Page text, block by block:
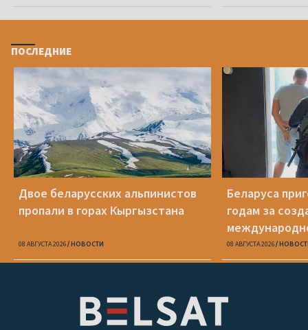
ПОСЛЕДНИЕ
Двое беларусских альпинистов
пропали в горах Кыргызстана
08 АВГУСТА 2026 НОВОСТИ
Беларуса
годам за
08 АВГУСТА 2026